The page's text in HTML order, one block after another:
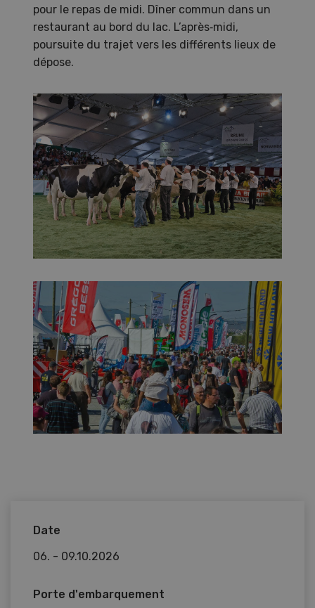
pour le repas de midi. Dîner commun dans un
restaurant au bord du lac. L’après‑midi,
poursuite du trajet vers les différents lieux de
dépose.
Date
06. - 09.10.2026
Porte d'embarquement